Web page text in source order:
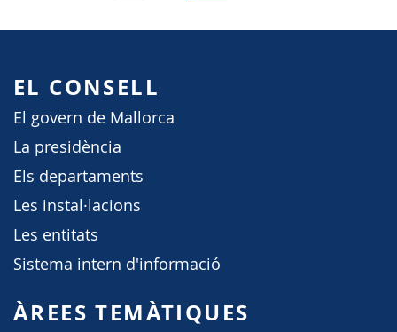
EL CONSELL
El govern de Mallorca
La presidència
Els departaments
Les instal·lacions
Les entitats
Sistema intern d'informació
ÀREES TEMÀTIQUES